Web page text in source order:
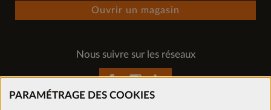
PARAMÉTRAGE DES COOKIES
Ouvrir un magasin
Nous suivre sur les réseaux